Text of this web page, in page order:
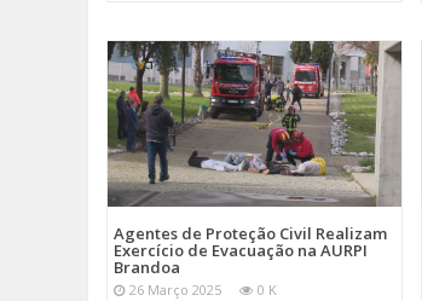
Agentes de Proteção Civil Realizam
Exercício de Evacuação na AURPI
Brandoa
26 Março 2025 0 K